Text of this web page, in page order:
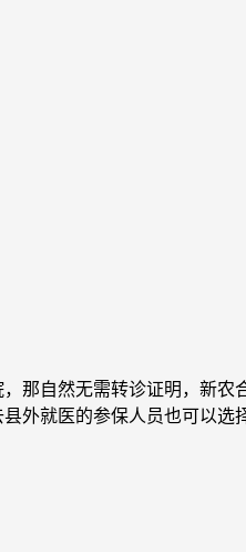
那自然无需转诊证明，新
外就医的参保人员也可以